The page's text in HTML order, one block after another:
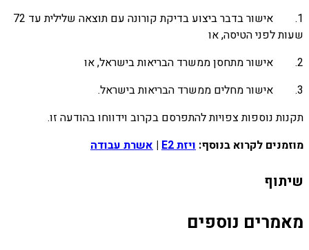
1. אישור בדבר ביצוע בדיקת קורונה עם תוצאה שלילית עד 72
שעות לפני הטיסה, או
2. אישור מתחסן ממשרד הבריאות בישראל, או
3. אישור מחלים ממשרד הבריאות בישראל.
תקנות נוספות צפויות להתפרסם בקרוב וידווחו בהודעה זו.
מוזמנים לקרוא בנוסף: ויזת E2 | אשרת עבודה
שיתוף
מאמרים נוספים